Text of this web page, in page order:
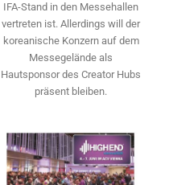
IFA-Stand in den Messehallen
vertreten ist. Allerdings will ­der
koreanische Konzern auf dem
Messegelände als
Hautsponsor des Creator Hubs
präsent bleiben.